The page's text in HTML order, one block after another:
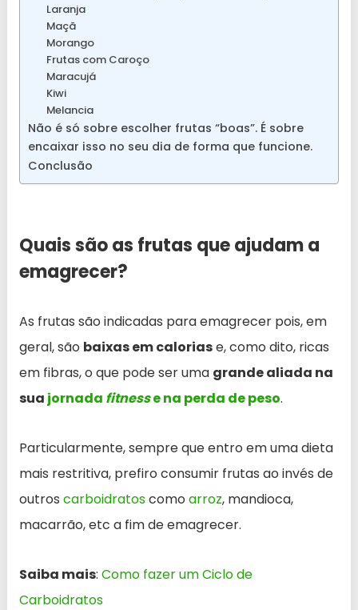
Laranja
Maçã
Morango
Frutas com Caroço
Maracujá
Kiwi
Melancia
Não é só sobre escolher frutas “boas”. É sobre
encaixar isso no seu dia de forma que funcione.
Conclusão
Quais são as frutas que ajudam a
emagrecer?
As frutas são indicadas para emagrecer pois, em
geral, são baixas em caloriase, como dito, ricas
em fibras, o que pode ser uma grande aliada na
sua jornada fitnesse na perda de peso.
Particularmente, sempre que entro em uma dieta
mais restritiva, prefiro consumir frutas ao invés de
outros carboidratoscomo arroz, mandioca,
macarrão, etc a fim de emagrecer.
Saiba mais: Como fazer um Ciclo de
Carboidratos